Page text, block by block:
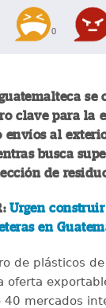
0
se
clave para la
al
busca
de
Urgen
en
de plásticos
oferta
mercados